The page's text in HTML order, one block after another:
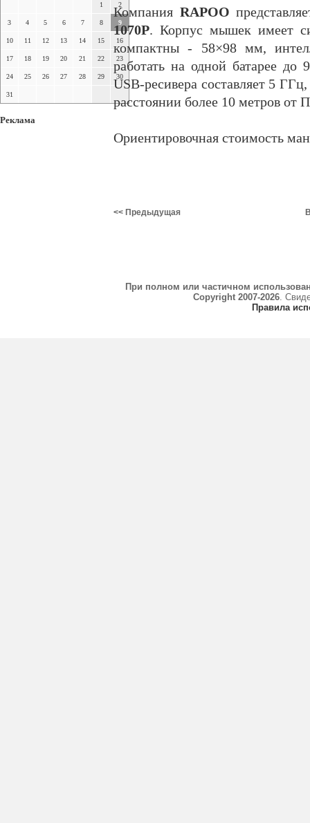
1 2
3 4 5 6 7 8 9
10 11 12 13 14 15 16
17 18 19 20 21 22 23
24 25 26 27 28 29 30
31
Реклама
Компания RAPOO
1070P. Корпус мышек имеет
компактны - 58×98 мм,
работать на одной батарее до
USB-ресивера составляет 5
расстоянии более 10 метров от
Ориентировочная стоимость
<< Предыдущая
При полном или частичном
Copyright 2007-2026.
Правила